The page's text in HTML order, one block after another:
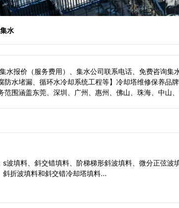
水
水报价（服务费用）、集水公司联系电话、免费咨询
水堵漏、循环水冷却系统工程等】冷却塔维修保养
围涵盖东莞、深圳、广州、惠州、佛山、珠海、中山、
s波填料、斜交错填料、阶梯梯形斜波填料、微分正弦波
斜折波填料和斜交错冷却塔填料...